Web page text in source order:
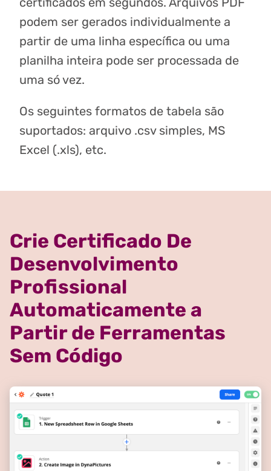
podem ser gerados individualmente a
partir de uma linha específica ou uma
planilha inteira pode ser processada de
uma só vez.
Os seguintes formatos de tabela são
suportados: arquivo .csv simples, MS
Excel (.xls), etc.
Crie Certificado De
Desenvolvimento
Profissional
Automaticamente a
Partir de Ferramentas
Sem Código